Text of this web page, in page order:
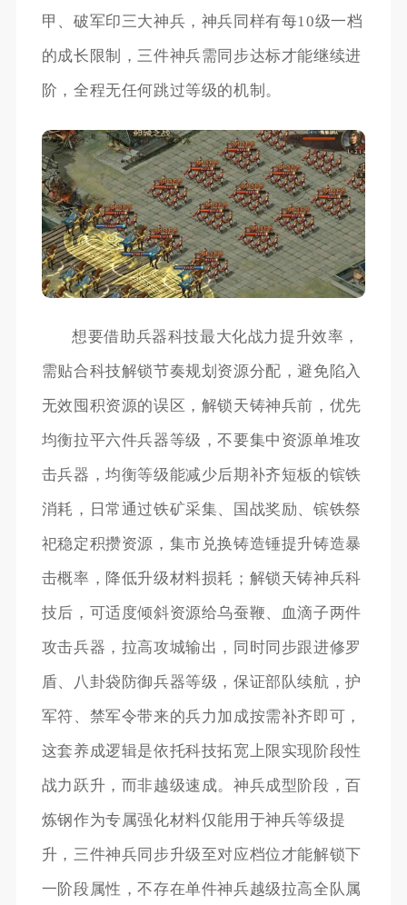
甲、破军印三大神兵，神兵同样有每10级一档
的成长限制，三件神兵需同步达标才能继续进
阶，全程无任何跳过等级的机制。
想要借助兵器科技最大化战力提升效率，
需贴合科技解锁节奏规划资源分配，避免陷入
无效囤积资源的误区，解锁天铸神兵前，优先
均衡拉平六件兵器等级，不要集中资源单堆攻
击兵器，均衡等级能减少后期补齐短板的镔铁
消耗，日常通过铁矿采集、国战奖励、镔铁祭
祀稳定积攒资源，集市兑换铸造锤提升铸造暴
击概率，降低升级材料损耗；解锁天铸神兵科
技后，可适度倾斜资源给乌蚕鞭、血滴子两件
攻击兵器，拉高攻城输出，同时同步跟进修罗
盾、八卦袋防御兵器等级，保证部队续航，护
军符、禁军令带来的兵力加成按需补齐即可，
这套养成逻辑是依托科技拓宽上限实现阶段性
战力跃升，而非越级速成。神兵成型阶段，百
炼钢作为专属强化材料仅能用于神兵等级提
升，三件神兵同步升级至对应档位才能解锁下
一阶段属性，不存在单件神兵越级拉高全队属